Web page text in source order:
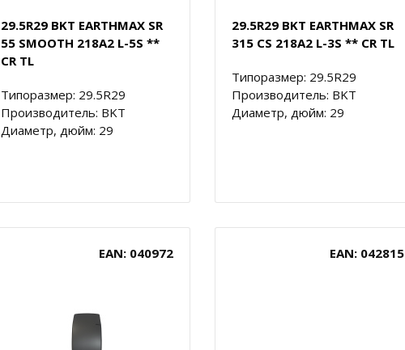
29.5R29 BKT EARTHMAX SR
55 SMOOTH 218A2 L-5S **
CR TL
Типоразмер: 29.5R29
Производитель: BKT
Диаметр, дюйм: 29
29.5R29 BKT EARTHMAX SR
315 CS 218A2 L-3S ** CR TL
Типоразмер: 29.5R29
Производитель: BKT
Диаметр, дюйм: 29
EAN: 040972 EAN: 042815